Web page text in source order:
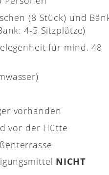
(8 Stück) und
4-5 Sitzplätze)
für mind. 48
vorhanden
vor der Hütte
NICHT